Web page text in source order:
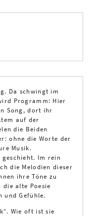
Da schwingt im
Programm: Hier
Song, dort ihr
auf der
die Beiden
ohne die Worte der
Musik.
Im rein
die Melodien dieser
ihre Töne zu
alte Poesie
und Gefühle.
Wie oft ist sie